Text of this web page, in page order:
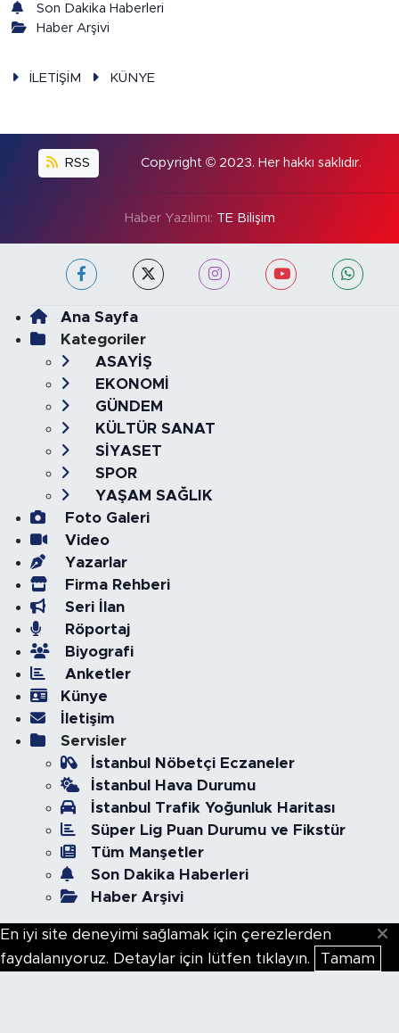
Son Dakika Haberleri
Haber Arşivi
İLETİŞİM KÜNYE
RSS Copyright © 2023. Her hakkı saklıdır.
Haber Yazılımı: TE Bilişim
Ana Sayfa
Kategoriler
ASAYİŞ
EKONOMİ
GÜNDEM
KÜLTÜR SANAT
SİYASET
SPOR
YAŞAM SAĞLIK
Foto Galeri
Video
Yazarlar
Firma Rehberi
Seri İlan
Röportaj
Biyografi
Anketler
Künye
İletişim
Servisler
İstanbul Nöbetçi Eczaneler
İstanbul Hava Durumu
İstanbul Trafik Yoğunluk Haritası
Süper Lig Puan Durumu ve Fikstür
Tüm Manşetler
Son Dakika Haberleri
Haber Arşivi
En iyi site deneyimi sağlamak için çerezlerden
faydalanıyoruz. Detaylar için lütfen tıklayın.
Tamam